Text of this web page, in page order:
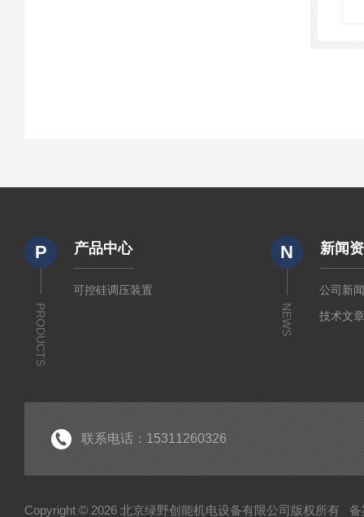
P
PRODUCTS
产品中心
可控硅调压装置
N
NEWS
新闻
公司新
技术文
联系电话：15311260326
Copyright © 2026 北京绿野创能机电设备有限公司版权所有 备